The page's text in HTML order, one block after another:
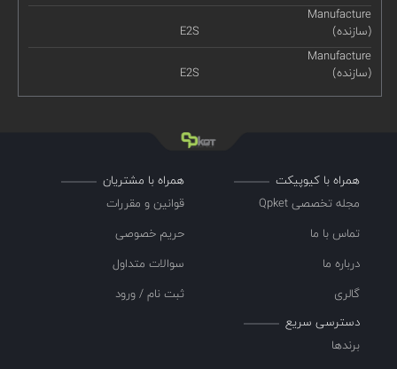
Manufacture
(سازنده)
E2S
Manufacture
(سازنده)
E2S
همراه با کیوپیکت
مجله تخصصی Qpket
تماس با ما
درباره ما
گالری
همراه با مشتریان
قوانین و مقررات
حریم خصوصی
سوالات متداول
ثبت نام / ورود
دسترسی سریع
برندها